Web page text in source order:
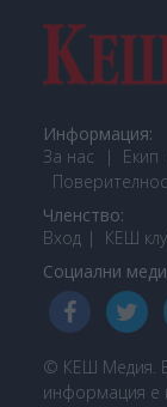
Информация:
За нас
Екип
Членство:
Вход
КЕШ
Социални
© КЕШ Медия.
информация е